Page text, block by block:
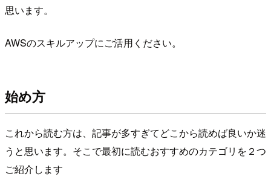
思います。
AWSのスキルアップにご活用ください。
始め方
これから読む方は、記事が多すぎてどこから読めば良いか迷
うと思います。そこで最初に読むおすすめのカテゴリを２つ
ご紹介します